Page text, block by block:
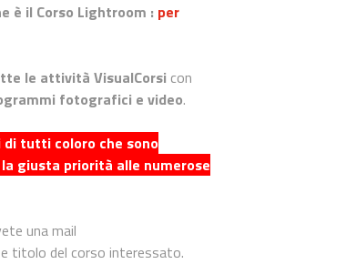
è il Corso Lightroom : per
le attività VisualCorsi con
fotografici e video.
tutti coloro che sono
giusta priorità alle numerose
una mail
titolo del corso interessato.